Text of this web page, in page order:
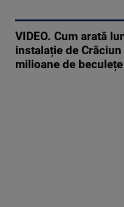
VIDEO. Cum arată
instalație de
milioane de beculețe